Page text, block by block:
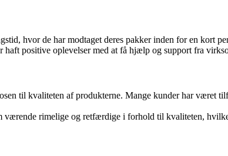
hvor de har modtaget deres pakker inden for en kort
haft positive oplevelser med at få hjælp og support fra
til kvaliteten af produkterne. Mange kunder har været
værende rimelige og retfærdige i forhold til kvaliteten,